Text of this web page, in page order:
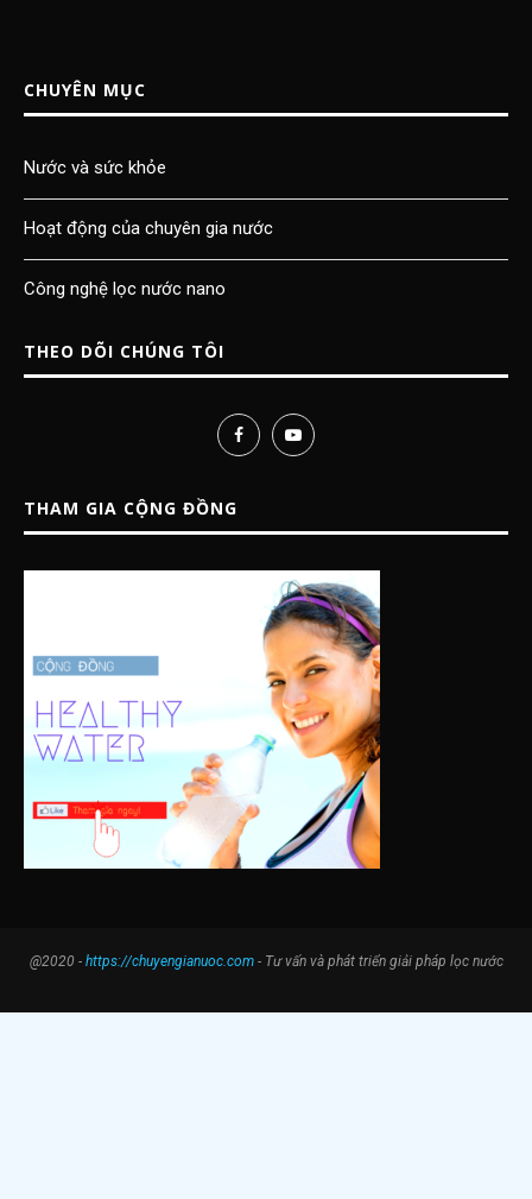
CHUYÊN MỤC
Nước và sức khỏe
Hoạt động của chuyên gia nước
Công nghệ lọc nước nano
THEO DÕI CHÚNG TÔI
THAM GIA CỘNG ĐỒNG
@2020 - https://chuyengianuoc.com- Tư vấn và phát triển giải pháp lọc nước